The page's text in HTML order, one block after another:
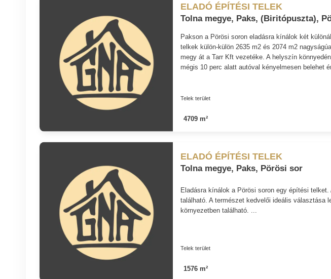
ELADÓ ÉPÍTÉSI TELEK
Tolna megye, Paks, (Biritópuszta),
Pakson a Pörösi soron eladásra kínálok két
telkek külön-külön 2635 m2 és 2074 m2
megy át a Tarr Kft vezetéke. A helyszín
mégis 10 perc alatt autóval kényelmesen belehet
Telek terület
4709 m²
ELADÓ ÉPÍTÉSI TELEK
Tolna megye, Paks, Pörösi sor
Eladásra kínálok a Pörösi soron egy építési
található. A természet kedvelői ideális választása
környezetben található. ...
Telek terület
1576 m²